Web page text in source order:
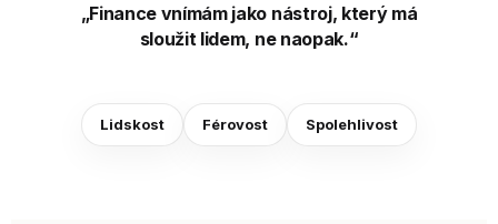
„Finance vnímám jako nástroj, který má
sloužit lidem, ne naopak.“
Lidskost Férovost Spolehlivost